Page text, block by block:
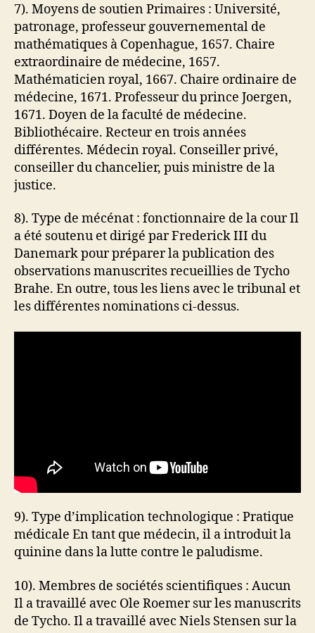
7). Moyens de soutien Primaires : Université,
patronage, professeur gouvernemental de
mathématiques à Copenhague, 1657. Chaire
extraordinaire de médecine, 1657.
Mathématicien royal, 1667. Chaire ordinaire de
médecine, 1671. Professeur du prince Joergen,
1671. Doyen de la faculté de médecine.
Bibliothécaire. Recteur en trois années
différentes. Médecin royal. Conseiller privé,
conseiller du chancelier, puis ministre de la
justice.
8). Type de mécénat : fonctionnaire de la cour Il
a été soutenu et dirigé par Frederick III du
Danemark pour préparer la publication des
observations manuscrites recueillies de Tycho
Brahe. En outre, tous les liens avec le tribunal et
les différentes nominations ci-dessus.
9). Type d’implication technologique : Pratique
médicale En tant que médecin, il a introduit la
quinine dans la lutte contre le paludisme.
10). Membres de sociétés scientifiques : Aucun
Il a travaillé avec Ole Roemer sur les manuscrits
de Tycho. Il a travaillé avec Niels Stensen sur la